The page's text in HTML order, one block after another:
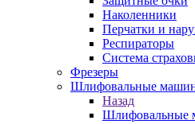
Наколенники
Перчатки и
Респираторы
Система
Фрезеры
Шлифовальные
Назад
Шлифовальные